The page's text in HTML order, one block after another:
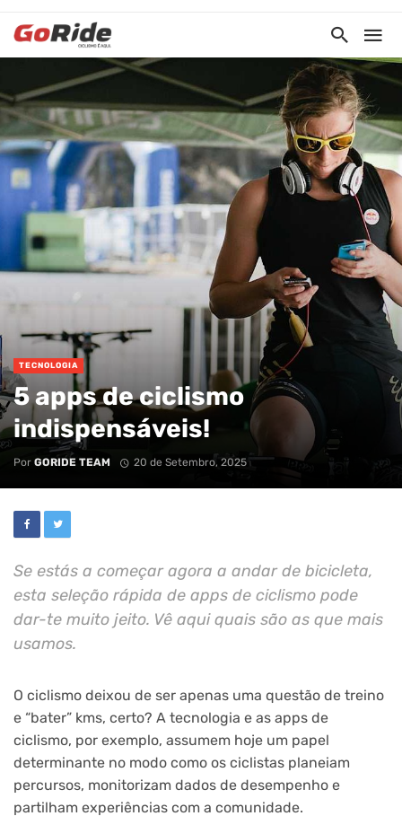
TECNOLOGIA
5 apps de ciclismo
indispensáveis!
Por GORIDE TEAM 20 de Setembro, 2025
Se estás a começar agora a andar de bicicleta,
esta seleção rápida de apps de ciclismo pode
dar-te muito jeito. Vê aqui quais são as que mais
usamos.
O ciclismo deixou de ser apenas uma questão de treino
e “bater” kms, certo? A tecnologia e as apps de
ciclismo, por exemplo, assumem hoje um papel
determinante no modo como os ciclistas planeiam
percursos, monitorizam dados de desempenho e
partilham experiências com a comunidade.